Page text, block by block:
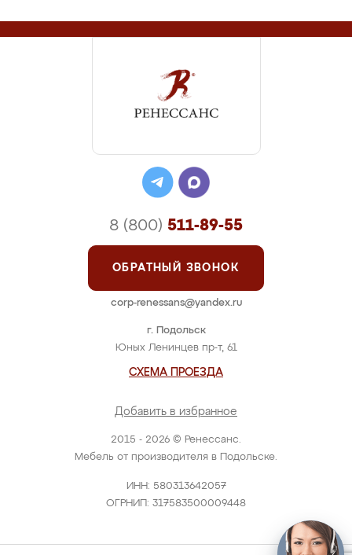
2015 - 2026 © Ренессанс.
Мебель от производителя в Подольске.
ИНН: 580313642057
ОГРНИП: 317583500009448
г. Подольск
Юных Ленинцев пр-т, 61
СХЕМА ПРОЕЗДА
Добавить в избранное
8 (800) 511-89-55
ОБРАТНЫЙ ЗВОНОК
corp-renessans@yandex.ru